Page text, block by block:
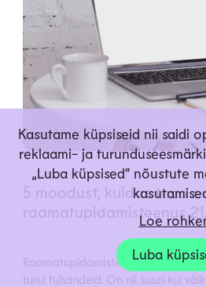
5 moodust, kuidas tuua
raamatupidamisteenus
Raamatupidamisteenuse
turul tuhandeid. On nii suuri kui
Kasutame küpsiseid nii saidi
reklaami- ja
„Luba küpsised“ nõustute
Loe
Luba